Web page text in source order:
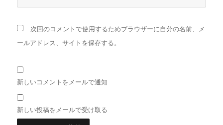
次回のコメントで使用するためブラウザーに自分の名前、メ
ールアドレス、サイトを保存する。
新しいコメントをメールで通知
新しい投稿をメールで受け取る